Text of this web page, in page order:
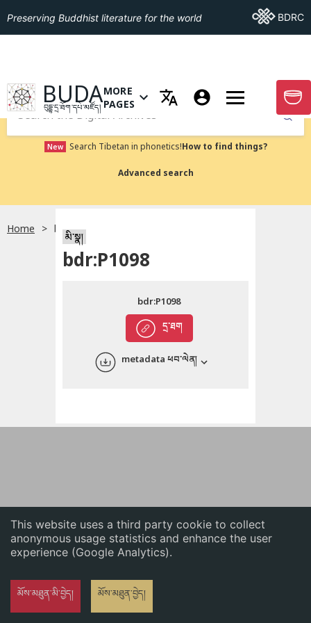
This website uses a third party cookie to collect
anonymous usage statistics and enhance the user
experience (Google Analytics).
མོས་མཐུན་མི་བྱེད། མོས་མཐུན་བྱེད།
English
Preserving Buddhist literature for the world Go ToBDRC
GO TO HOMEPAGE
BUDA
བུདྡྷ་དྲ་ཐོག་དཔེ་མཛོད།
OPEN MENU OF MORE PAGES
MORE
PAGES
GO
Submit
New Search Tibetan in phonetics!How to find things?
Advanced search
Home bdr:P1098
མི་སྣ།
bdr:P1098
དྲ་ཐག
bdr:P1098
metadata ཕབ་ལེན།